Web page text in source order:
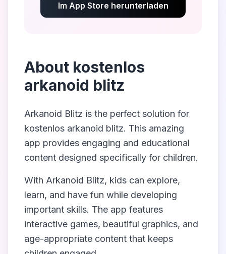
Im App Store herunterladen
About kostenlos
arkanoid blitz
Arkanoid Blitz is the perfect solution for
kostenlos arkanoid blitz. This amazing
app provides engaging and educational
content designed specifically for children.
With Arkanoid Blitz, kids can explore,
learn, and have fun while developing
important skills. The app features
interactive games, beautiful graphics, and
age-appropriate content that keeps